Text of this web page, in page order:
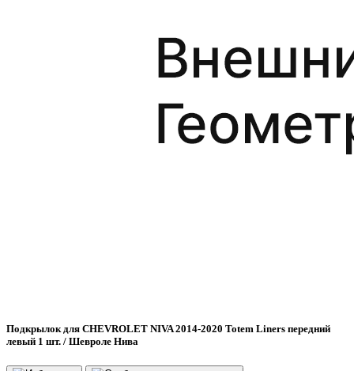
Подкрылок для CHEVROLET NIVA 2014-2020 Totem Liners передний
левый 1 шт. / Шевроле Нива